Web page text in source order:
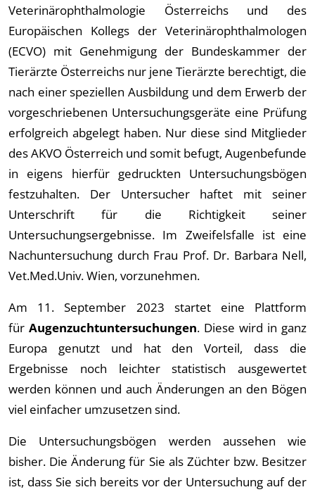
Veterinärophthalmologie Österreichs und des
Europäischen Kollegs der Veterinärophthalmologen
(ECVO) mit Genehmigung der Bundeskammer der
Tierärzte Österreichs nur jene Tierärzte berechtigt, die
nach einer speziellen Ausbildung und dem Erwerb der
vorgeschriebenen Untersuchungsgeräte eine Prüfung
erfolgreich abgelegt haben. Nur diese sind Mitglieder
des AKVO Österreich und somit befugt, Augenbefunde
in eigens hierfür gedruckten Untersuchungsbögen
festzuhalten. Der Untersucher haftet mit seiner
Unterschrift für die Richtigkeit seiner
Untersuchungsergebnisse. Im Zweifelsfalle ist eine
Nachuntersuchung durch Frau Prof. Dr. Barbara Nell,
Vet.Med.Univ. Wien, vorzunehmen.
Am 11. September 2023 startet eine Plattform
für Augenzuchtuntersuchungen. Diese wird in ganz
Europa genutzt und hat den Vorteil, dass die
Ergebnisse noch leichter statistisch ausgewertet
werden können und auch Änderungen an den Bögen
viel einfacher umzusetzen sind.
Die Untersuchungsbögen werden aussehen wie
bisher. Die Änderung für Sie als Züchter bzw. Besitzer
ist, dass Sie sich bereits vor der Untersuchung auf der